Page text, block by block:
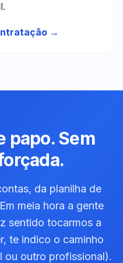
→
papo. Sem
da planilha de
meia hora a gente
sentido tocarmos a
te indico o caminho
ou outro profissional).